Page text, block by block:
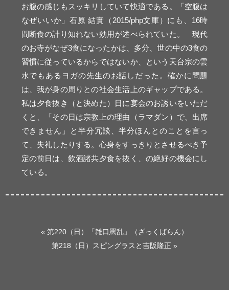
お腹の感じもスッキリしていて快適である。「空腹は
なぜいいか」石原 結實（2015/php文庫）にも、16時
間断食の計り知れない効用が述べられていた。
現代
のお寺がなぜ3食になったかは、多分、世の中の3食の
習慣に従っているからではないか、という天台宗の雲
水でもあるヨガの先生のお話しだった。確かに問題
は、我が身の周りとの社会生活上のギャップである。
私は夕食抜き（と決めた）日に宴会のお誘いをいただ
くと、「その日は宗教上の理由（ラマダン）で、出席
できません」と半分冗談、半分ほんとのことを言っ
て、失礼したりする。心身をすっきりとさせるべき予
定の前日は、飲酒諸共夕食を抜く、の絶好の機会にし
ている。
« 第220（日）「雑口罵乱」（ざっくばらん）
第218（日）スピングラスと吉阪隆正 »